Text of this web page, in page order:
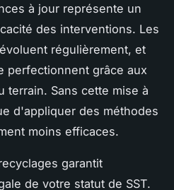
à jour représente un
des interventions. Les
régulièrement, et
perfectionnent grâce aux
terrain. Sans cette mise à
d'appliquer des méthodes
moins efficaces.
garantit
de votre statut de SST.